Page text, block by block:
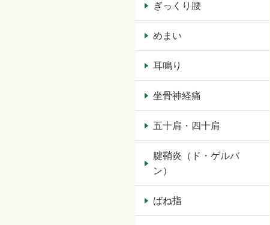
ぎっくり腰
めまい
耳鳴り
坐骨神経痛
五十肩・四十肩
腱鞘炎（ド・ゲルバ
ン）
ばね指